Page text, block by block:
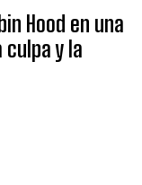
Hood en una
y la